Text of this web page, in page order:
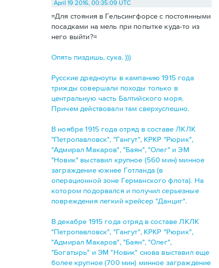
April 19 2016, 00:35:09 UTC
=Для стояния в Гельсингфорсе с постоянными
посадками на мель при попытке куда-то из
него выйти?=
Опять пиздишь, сука. )))
Русские дредноуты в кампанию 1915 года
трижды совершали походы только в
центральную часть Балтийского моря.
Причем действовали там сверхуспешно.
В ноябре 1915 года отряд в составе ЛКЛК
"Петропавловск", "Гангут", КРКР "Рюрик",
"Адмирал Макаров", "Баян", "Олег" и ЭМ
"Новик" выставил крупное (560 мин) минное
заграждение южнее Готланда (в
операционной зоне Германского флота). На
котором подорвался и получил серьезные
повреждения легкий крейсер "Данциг".
В декабре 1915 года отряд в составе ЛКЛК
"Петропавловск", "Гангут", КРКР "Рюрик",
"Адмирал Макаров", "Баян", "Олег",
"Богатырь" и ЭМ "Новик" снова выставил еще
более крупное (700 мин) минное заграждение